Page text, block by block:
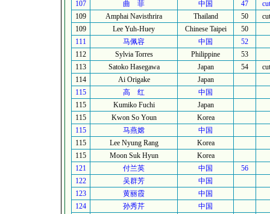
107 曲 菲 中国 47
cut
109
Amphai Navisthrira Thailand 50
cut
109
Lee Yuh-Huey Chinese Taipei
50
111
马佩容 中国
52
112
Sylvia Torres Philippine
53
113
Satoko Hasegawa Japan 54
cut
114
Ai Origake
Japan
115
高 红
中国
115
Kumiko Fuchi
Japan
115
Kwon So Youn
Korea
115
马燕嫦
中国
115
Lee Nyung Rang
Korea
115
Moon Suk Hyun
Korea
121
付兰英 中国
56
122
吴群芳
中国
123
黄丽霞
中国
124
孙秀芹
中国